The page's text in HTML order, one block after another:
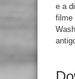
e a
filme